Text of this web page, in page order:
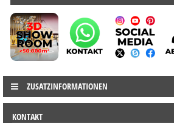
ZUSATZINFORMATIONEN
KONTAKT